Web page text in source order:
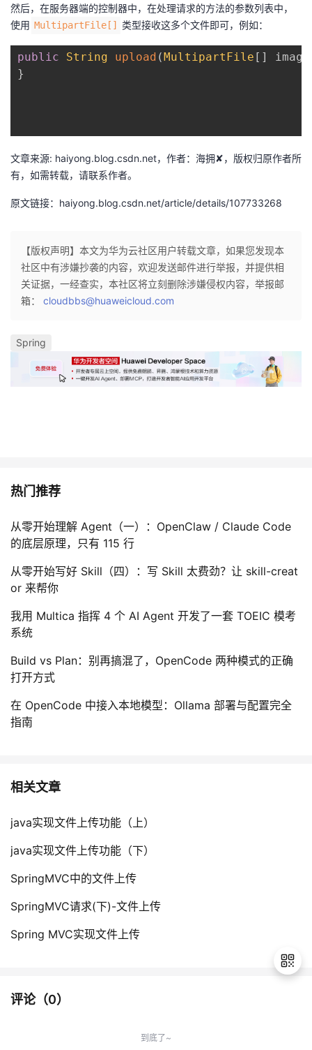
然后，在服务器端的控制器中，在处理请求的方法的参数列表中，
使用 MultipartFile[] 类型接收这多个文件即可，例如：
public String upload (MultipartFile [ ]
}
文章来源: haiyong.blog.csdn.net，作者：海拥✘，版权归原作者所
有，如需转载，请联系作者。
原文链接：haiyong.blog.csdn.net/article/details/107733268
【版权声明】本文为华为云社区用户转载文章，如果您发现本
社区中有涉嫌抄袭的内容，欢迎发送邮件进行举报，并提供相
关证据，一经查实，本社区将立刻删除涉嫌侵权内容，举报邮
箱： cloudbbs@huaweicloud.com
Spring
热门推荐
从零开始理解 Agent（一）：OpenClaw / Claude Code
的底层原理，只有 115 行
从零开始写好 Skill（四）：写 Skill 太费劲？让 skill-creat
or 来帮你
我用 Multica 指挥 4 个 AI Agent 开发了一套 TOEIC 模考
系统
Build vs Plan：别再搞混了，OpenCode 两种模式的正确
打开方式
在 OpenCode 中接入本地模型：Ollama 部署与配置完全
指南
相关文章
java实现文件上传功能（上）
java实现文件上传功能（下）
SpringMVC中的文件上传
SpringMVC请求(下)-文件上传
Spring MVC实现文件上传
评论（0）
到底了~